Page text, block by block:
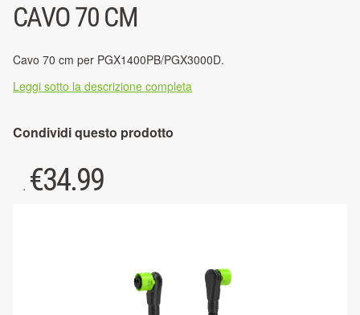
CAVO 70 CM
Cavo 70 cm per PGX1400PB/PGX3000D.
Leggi sotto la descrizione completa
Condividi questo prodotto
. €34.99